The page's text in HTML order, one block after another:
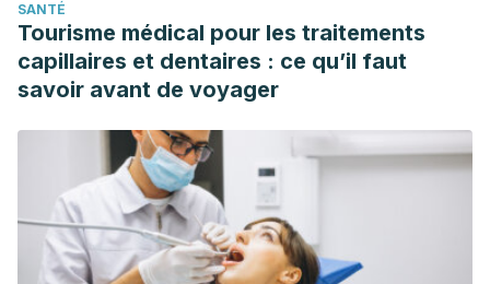
SANTÉ
Tourisme médical pour les traitements
capillaires et dentaires : ce qu’il faut
savoir avant de voyager